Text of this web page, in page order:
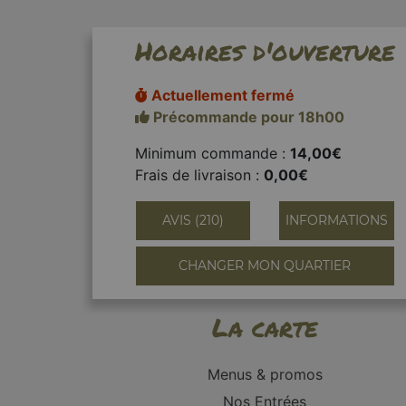
Horaires d'ouverture
Actuellement fermé
Précommande pour 18h00
Minimum commande : 14,00€
Frais de livraison : 0,00€
AVIS (210) INFORMATIONS
CHANGER MON QUARTIER
La carte
Menus & promos
Nos Entrées